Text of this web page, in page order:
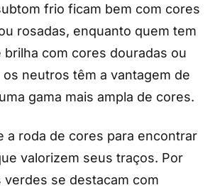
frio ficam bem com cores
rosadas, enquanto quem tem
com cores douradas ou
os neutros têm a vantagem de
gama mais ampla de cores.
a roda de cores para encontrar
valorizem seus traços. Por
verdes se destacam com